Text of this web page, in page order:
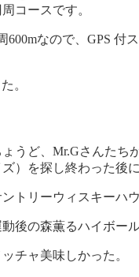
周コースです。
600mなので、GPS 付
。
ょうど、Mr.Gさんたち
ズ）を探し終わった後に
トリーウィスキーハウ
後の森薫るハイボール
ッチャ美味しかった。